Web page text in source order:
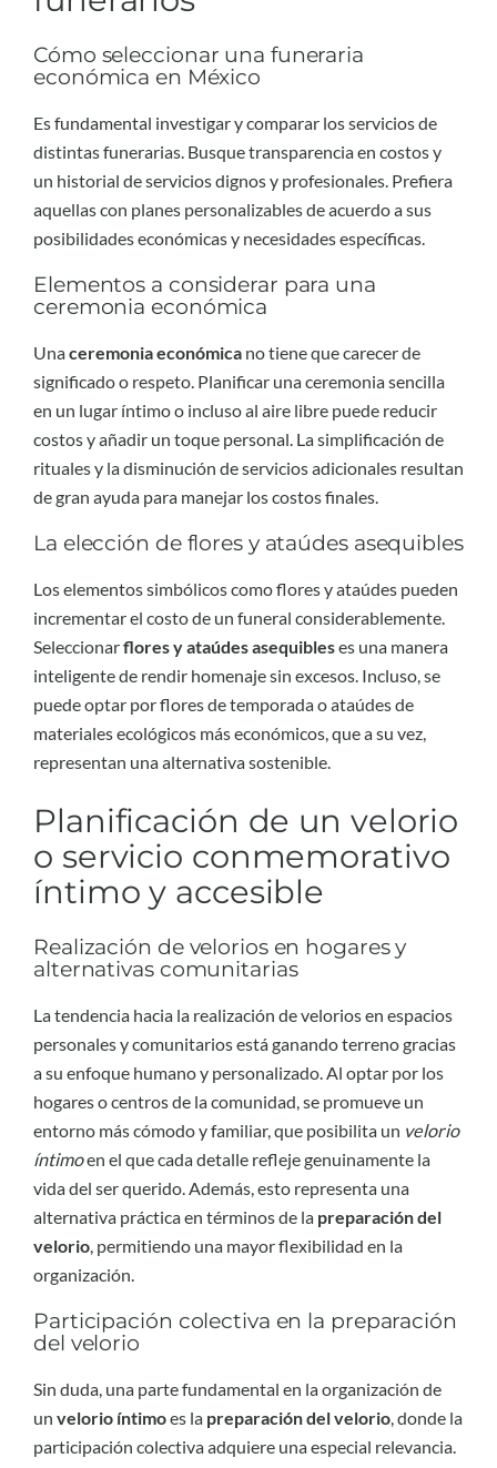
Cómo seleccionar una funeraria
económica en México
Es fundamental investigar y comparar los servicios de
distintas funerarias. Busque transparencia en costos y
un historial de servicios dignos y profesionales. Prefiera
aquellas con planes personalizables de acuerdo a sus
posibilidades económicas y necesidades específicas.
Elementos a considerar para una
ceremonia económica
Unaceremonia económica no tiene que carecer de
significado o respeto. Planificar una ceremonia sencilla
en un lugar íntimo o incluso al aire libre puede reducir
costos y añadir un toque personal. La simplificación de
rituales y la disminución de servicios adicionales resultan
de gran ayuda para manejar los costos finales.
La elección de flores y ataúdes asequibles
Los elementos simbólicos como flores y ataúdes pueden
incrementar el costo de un funeral considerablemente.
Seleccionarflores y ataúdes asequibleses una manera
inteligente de rendir homenaje sin excesos. Incluso, se
puede optar por flores de temporada o ataúdes de
materiales ecológicos más económicos, que a su vez,
representan una alternativa sostenible.
Planificación de un velorio
o servicio conmemorativo
íntimo y accesible
Realización de velorios en hogares y
alternativas comunitarias
La tendencia hacia la realización de velorios en espacios
personales y comunitarios está ganando terreno gracias
a su enfoque humano y personalizado. Al optar por los
hogares o centros de la comunidad, se promueve un
entorno más cómodo y familiar, que posibilita un velorio
íntimoen el que cada detalle refleje genuinamente la
vida del ser querido. Además, esto representa una
alternativa práctica en términos de la preparación del
velorio, permitiendo una mayor flexibilidad en la
organización.
Participación colectiva en la preparación
del velorio
Sin duda, una parte fundamental en la organización de
un velorio íntimoes la preparación del velorio, donde la
participación colectiva adquiere una especial relevancia.